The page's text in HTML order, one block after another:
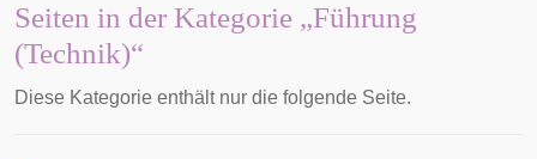
Seiten in der Kategorie „Führung
(Technik)“
Diese Kategorie enthält nur die folgende Seite.